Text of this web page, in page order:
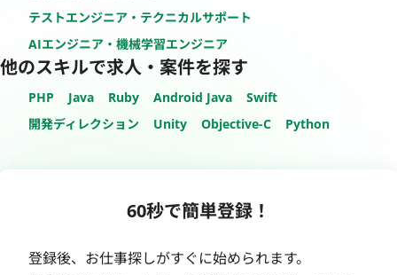
テストエンジニア・テクニカルサポート
AIエンジニア・機械学習エンジニア
他のスキルで求人・案件を探す
PHP Java Ruby Android Java
Swift
開発ディレクション
Unity Objective-C Python
60秒で簡単登録！
登録後、お仕事探しがすぐに始められます。